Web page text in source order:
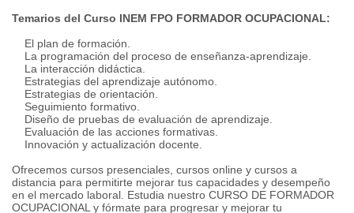
Temarios del Curso INEM FPO FORMADOR OCUPACIONAL:
El plan de formación.
La programación del proceso de enseñanza-aprendizaje.
La interacción didáctica.
Estrategias del aprendizaje autónomo.
Estrategias de orientación.
Seguimiento formativo.
Diseño de pruebas de evaluación de aprendizaje.
Evaluación de las acciones formativas.
Innovación y actualización docente.
Ofrecemos cursos presenciales, cursos online y cursos a
distancia para permitirte mejorar tus capacidades y desempeño
en el mercado laboral. Estudia nuestro CURSO DE FORMADOR
OCUPACIONAL y fórmate para progresar y mejorar tu